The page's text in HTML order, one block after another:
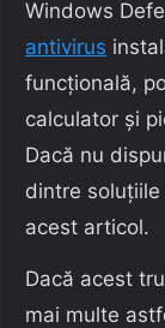
Windows
antivirus
funcțională,
calculator și
Dacă nu
dintre
acest articol.
Dacă acest
mai multe